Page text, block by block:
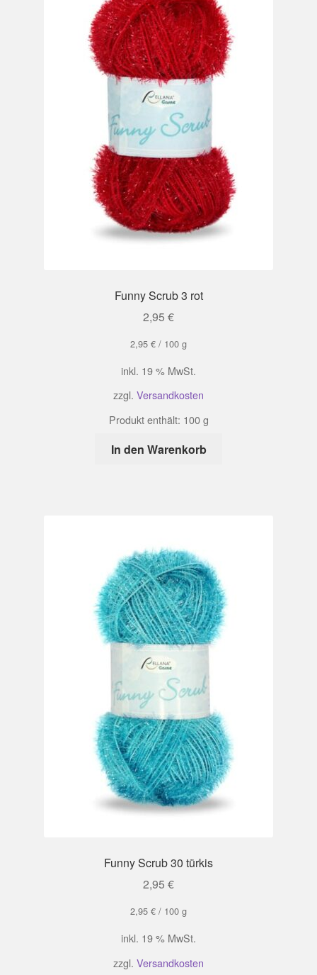
Funny Scrub 3 rot
2,95 €
2,95 € / 100 g
inkl. 19 % MwSt.
zzgl. Versandkosten
Produkt enthält: 100g
In den Warenkorb
Funny Scrub 30 türkis
2,95 €
2,95 € / 100 g
inkl. 19 % MwSt.
zzgl. Versandkosten